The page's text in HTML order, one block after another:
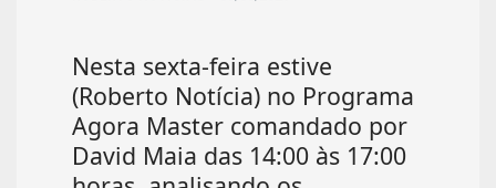
Nesta sexta-feira estive
(Roberto Notícia) no Programa
Agora Master comandado por
David Maia das 14:00 às 17:00